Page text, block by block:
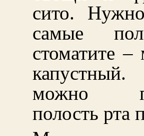
сито.
самые
стоматите
можно
полость рта